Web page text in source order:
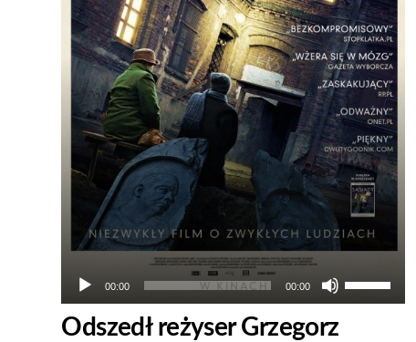
00:00 00:00
Używaj
strzałek
Odszedł reżyser Grzegorz